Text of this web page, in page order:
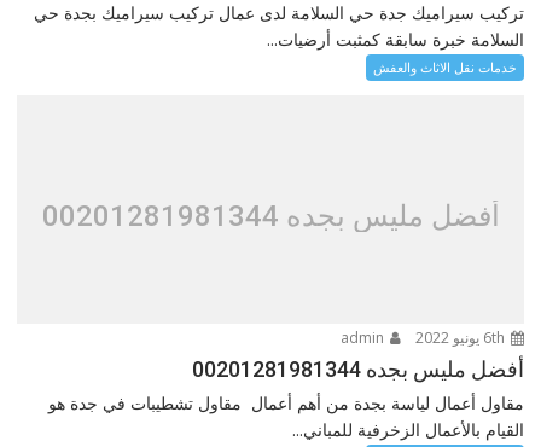
تركيب سيراميك جدة حي السلامة لدى عمال تركيب سيراميك بجدة حي
السلامة خبرة سابقة كمثبت أرضيات...
خدمات نقل الاثاث والعفش
أفضل مليس بجده 00201281981344
أفضل مليس بجده 00201281981344
مقاول أعمال لياسة بجدة من أهم أعمال مقاول تشطيبات في جدة هو
القيام بالأعمال الزخرفية للمباني...